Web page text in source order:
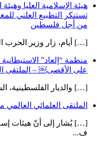
هيئة الإسلامية العليا
تستنكر التطبيع العلني
من أجل فلسطين
[…] أيام، زار وزير الحرب
منظمة “إلعاد”
على الأقصى￼ – الملتقى
[…] والديار الفلسطينية،
الملتقى العلمائي
[…] يُشار إلى أنّ هيئات
ف...